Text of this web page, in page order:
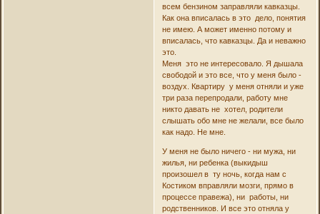
всем бензином заправляли кавказцы.
Как она вписалась в это дело, понятия
не имею. А может именно потому и
вписалась, что кавказцы. Да и неважно
это.
Меня это не интересовало. Я дышала
свободой и это все, что у меня было -
воздух. Квартиру у меня отняли и уже
три раза перепродали, работу мне
никто давать не хотел, родители
слышать обо мне не желали, все было
как надо. Не мне.
У меня не было ничего - ни мужа, ни
жилья, ни ребенка (выкидыш
произошел в ту ночь, когда нам с
Костиком вправляли мозги, прямо в
процессе правежа), ни работы, ни
родственников. И все это отняла у